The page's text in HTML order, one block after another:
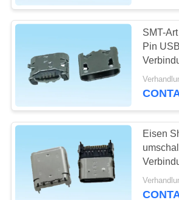
FABRIK-
AUSFLUG
TRETEN
SIE
UNS
Leiterplatten-
Verbinder
usb-Art c-
SMT-
Pin
4.85mm
Eisen
für